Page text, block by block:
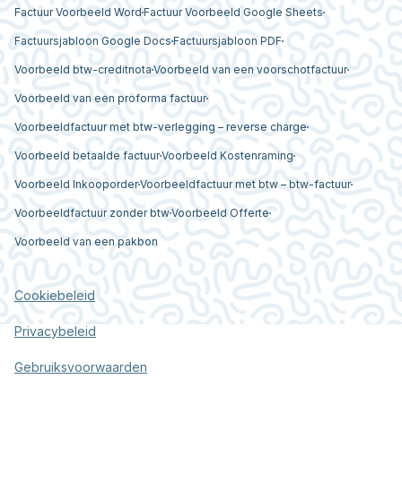
Factuur Voorbeeld Word Factuur Voorbeeld Google Sheets
Factuursjabloon Google Docs Factuursjabloon PDF
Voorbeeld btw-creditnota Voorbeeld van een voorschotfactuur
Voorbeeld van een proforma factuur
Voorbeeldfactuur met btw-verlegging – reverse charge
Voorbeeld betaalde factuurVoorbeeld Kostenraming
Voorbeeld InkooporderVoorbeeldfactuur met btw – btw-factuur
Voorbeeldfactuur zonder btwVoorbeeld Offerte
Voorbeeld van een pakbon
Cookiebeleid
Privacybeleid
Gebruiksvoorwaarden